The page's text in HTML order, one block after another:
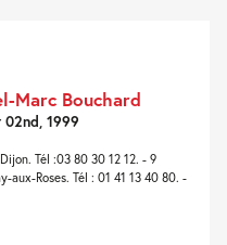
Marc Bouchard
1999
Tél :03 80 30 12 12. - 9
aux-Roses. Tél : 01 41 13 40 80. -